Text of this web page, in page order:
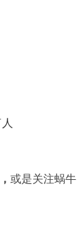
， 或是关注蜗牛